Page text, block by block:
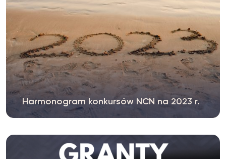
Harmonogram konkursów NCN na 2023 r.